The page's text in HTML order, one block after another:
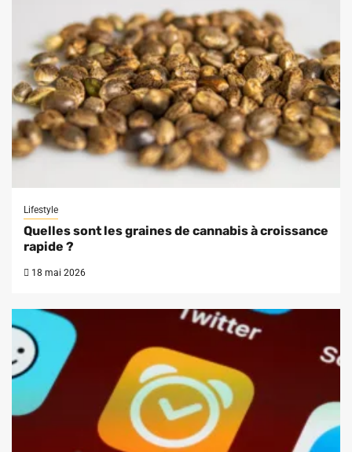
Lifestyle
Quelles sont les graines de cannabis à croissance
rapide ?
18 mai 2026